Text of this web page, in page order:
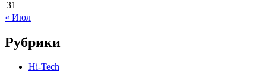
31
« Июл
Рубрики
Hi-Tech